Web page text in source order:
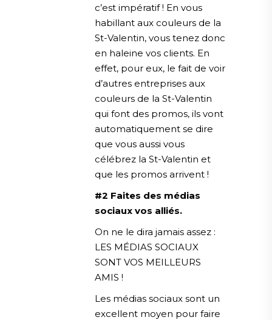
c’est impératif ! En vous
habillant aux couleurs de la
St-Valentin, vous tenez donc
en haleine vos clients. En
effet, pour eux, le fait de voir
d’autres entreprises aux
couleurs de la St-Valentin
qui font des promos, ils vont
automatiquement se dire
que vous aussi vous
célébrez la St-Valentin et
que les promos arrivent !
#2 Faites des médias
sociaux vos alliés.
On ne le dira jamais assez :
LES MÉDIAS SOCIAUX
SONT VOS MEILLEURS
AMIS !
Les médias sociaux sont un
excellent moyen pour faire